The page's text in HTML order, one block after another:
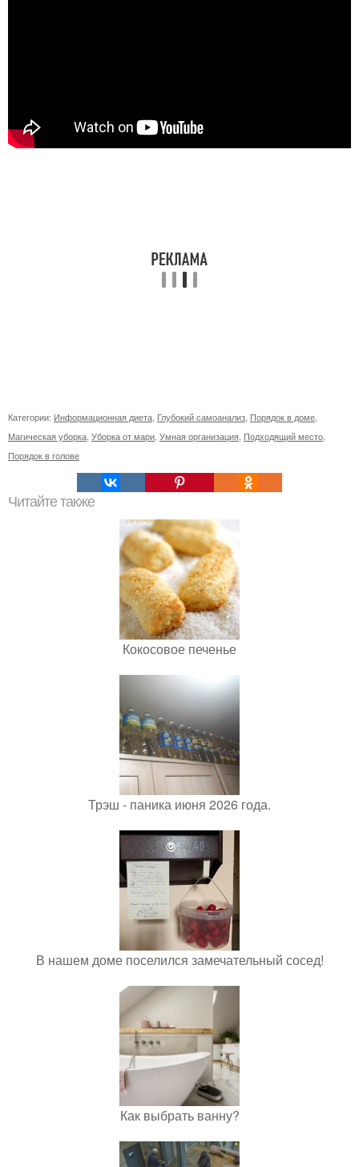
Категории: Информационная диета Глубокий самоанализ Порядок в доме
Магическая уборка Уборка от мари Умная организация Подходящий место
Порядок в голове
Читайте также
Кокосовое печенье
Трэш - паника июня 2026 года.
В нашем доме поселился замечательный сосед!
Как выбрать ванну?